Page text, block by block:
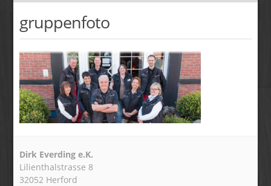
gruppenfoto
Dirk Everding e.K.
Lilienthalstrasse 8
32052 Herford